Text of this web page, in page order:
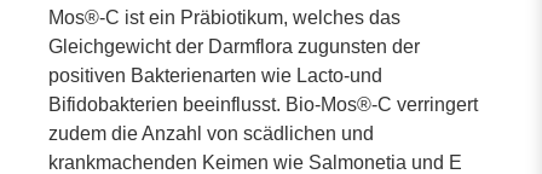
Mos®-C ist ein Präbiotikum, welches das
Gleichgewicht der Darmflora zugunsten der
positiven Bakterienarten wie Lacto-und
Bifidobakterien beeinflusst. Bio-Mos®-C verringert
zudem die Anzahl von scädlichen und
krankmachenden Keimen wie Salmonetia und E